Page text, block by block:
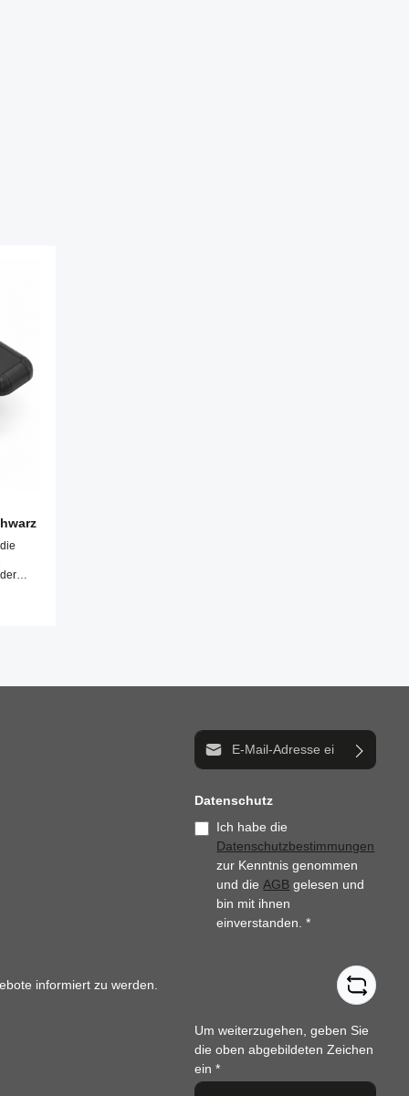
informiert zu werden.
E-Mail-Adresse*
Datenschutz
Ich habe die
Datenschutzbestimmungen
zur Kenntnis genommen
und dieAGB gelesen und
bin mit ihnen
einverstanden.*
Um weiterzugehen, geben Sie
die oben abgebildeten Zeichen
ein*